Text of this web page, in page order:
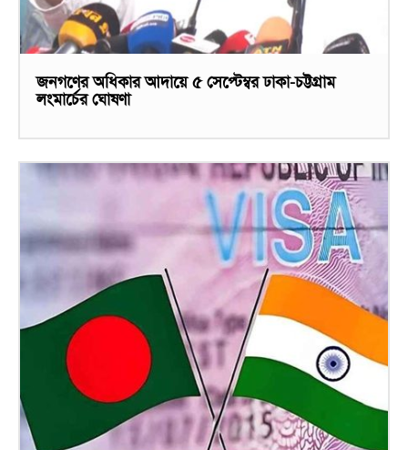
জনগণের অধিকার আদায়ে ৫ সেপ্টেম্বর ঢাকা-চট্টগ্রাম
লংমার্চের ঘোষণা